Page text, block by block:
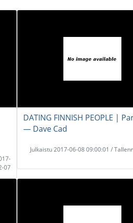
07
DATING FINNISH PEOPLE |
― Dave Cad
Julkaistu 2017-06-08 09:00:01 /